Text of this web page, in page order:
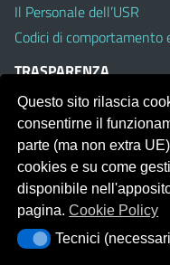
Il Personale dell’USR
Codici di comportamento
TRASPARENZA
Albo on line
Amministrazione
Pubblici proclami
PTPCT per le Istituzioni
Whistleblowing
Obiettivi di Accessibilità
Questo sito rilascia
consentirne il
parte (ma non extra
cookies e su come
disponibile
pagina.Cookie Policy
Tecnici (necessari)
Tecnici